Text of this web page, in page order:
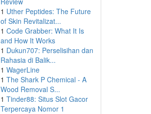
1 Uther Peptides: The Future
of Skin Revitalizat...
1 Code Grabber: What It Is
and How It Works
1 Dukun707: Perselisihan dan
Rahasia di Balik...
1 WagerLine
1 The Shark P Chemical - A
Wood Removal S...
1 Tinder88: Situs Slot Gacor
Terpercaya Nomor 1